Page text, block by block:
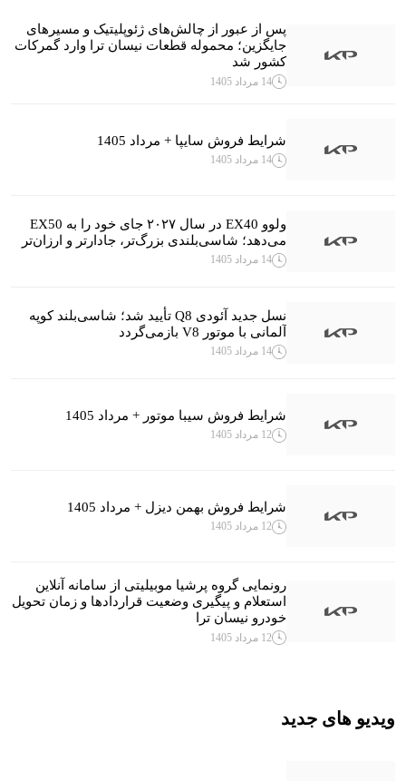
پس از عبور از چالش‌های ژئوپلیتیک و مسیرهای
جایگزین؛ محموله قطعات نیسان ترا وارد گمرکات
کشور شد
14 مرداد 1405
شرایط فروش سایپا + مرداد 1405
14 مرداد 1405
ولوو EX40 در سال ۲۰۲۷ جای خود را به EX50
می‌دهد؛ شاسی‌بلندی بزرگ‌تر، جادارتر و ارزان‌تر
14 مرداد 1405
نسل جدید آئودی Q8 تأیید شد؛ شاسی‌بلند کوپه
آلمانی با موتور V8 بازمی‌گردد
14 مرداد 1405
شرایط فروش سیبا موتور + مرداد 1405
12 مرداد 1405
شرایط فروش بهمن دیزل + مرداد 1405
12 مرداد 1405
رونمایی گروه پرشیا موبیلیتی از سامانه آنلاین
استعلام و پیگیری وضعیت قراردادها و زمان تحویل
خودرو نیسان ترا
12 مرداد 1405
ویدیو های جدید